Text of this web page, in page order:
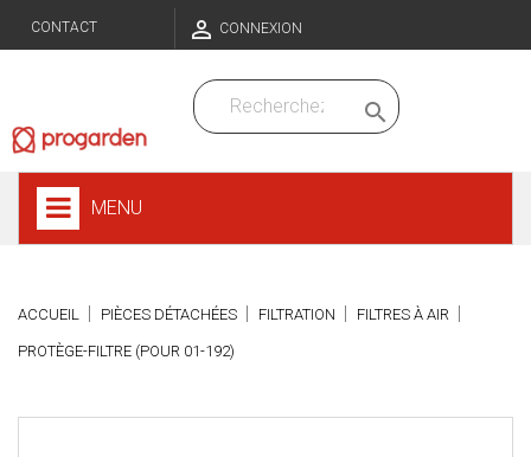
CONTACT  CONNEXION

MENU
ACCUEIL PIÈCES DÉTACHÉES FILTRATION FILTRES À AIR
PROTÈGE-FILTRE (POUR 01-192)